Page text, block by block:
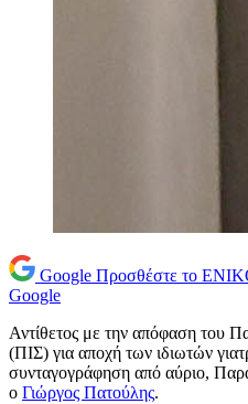
Google Προσθέστε το
Google
Αντίθετος με την απόφαση του
(ΠΙΣ) για αποχή των ιδιωτών
συνταγογράφηση από αύριο,
ο Γιώργος Πατούλης.